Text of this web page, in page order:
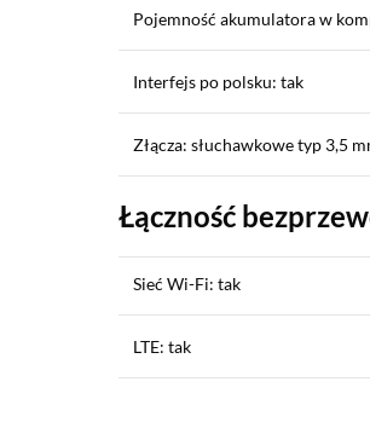
Pojemność akumulatora w
Interfejs po polsku: tak
Złącza: słuchawkowe typ 3,5
Łączność
Sieć Wi-Fi: tak
LTE: tak